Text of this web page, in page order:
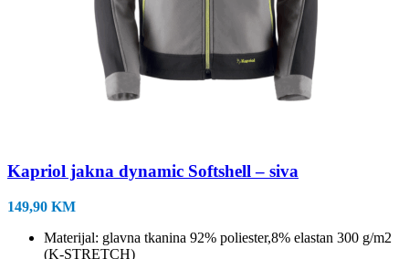
Kapriol jakna dynamic Softshell – siva
149,90 KM
Materijal: glavna tkanina 92% poliester,8% elastan 300 g/m2
(K-STRETCH)